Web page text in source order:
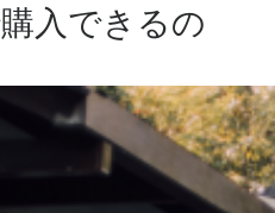
入できるの